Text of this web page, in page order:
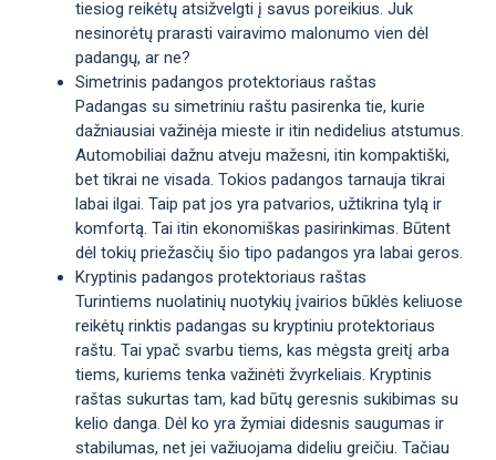
tiesiog reikėtų atsižvelgti į savus poreikius. Juk
nesinorėtų prarasti vairavimo malonumo vien dėl
padangų, ar ne?
Simetrinis padangos protektoriaus raštas
Padangas su simetriniu raštu pasirenka tie, kurie
dažniausiai važinėja mieste ir itin nedidelius atstumus.
Automobiliai dažnu atveju mažesni, itin kompaktiški,
bet tikrai ne visada. Tokios padangos tarnauja tikrai
labai ilgai. Taip pat jos yra patvarios, užtikrina tylą ir
komfortą. Tai itin ekonomiškas pasirinkimas. Būtent
dėl tokių priežasčių šio tipo padangos yra labai geros.
Kryptinis padangos protektoriaus raštas
Turintiems nuolatinių nuotykių įvairios būklės keliuose
reikėtų rinktis padangas su kryptiniu protektoriaus
raštu. Tai ypač svarbu tiems, kas mėgsta greitį arba
tiems, kuriems tenka važinėti žvyrkeliais. Kryptinis
raštas sukurtas tam, kad būtų geresnis sukibimas su
kelio danga. Dėl ko yra žymiai didesnis saugumas ir
stabilumas, net jei važiuojama dideliu greičiu. Tačiau